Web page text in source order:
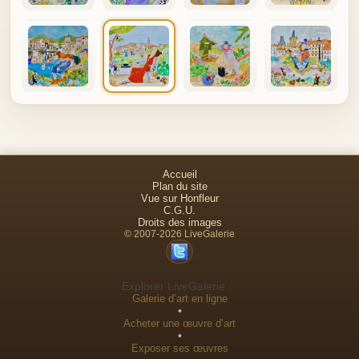
Accueil
Plan du site
Vue sur Honfleur
C.G.U.
Droits des images
© 2007-2026 LiveGalerie
Explorer LiveGalerie :
Galerie d’art en ligne
•
Acheter une œuvre d’art
•
Exposer ses œuvres